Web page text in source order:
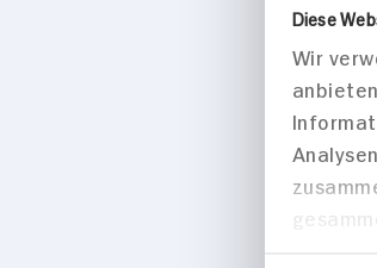
Diese
Wir